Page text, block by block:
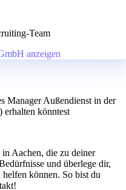
Team
anzeigen
Manager Außendienst in der
erhalten könntest
Aachen, die zu deiner
und überlege dir,
können. So bist du